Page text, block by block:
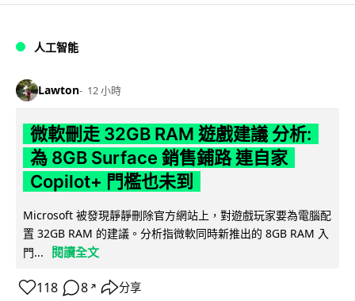
人工智能
Lawton 12 小時
微軟刪走 32GB RAM 遊戲建議 分析:
為 8GB Surface 銷售鋪路 連自家
Copilot+ 門檻也未到
Microsoft 被發現靜靜刪除官方網站上，對遊戲玩家要為電腦配
置 32GB RAM 的建議。分析指微軟同時新推出的 8GB RAM 入
門...
閱讀全文
118 8 ↗ 分享